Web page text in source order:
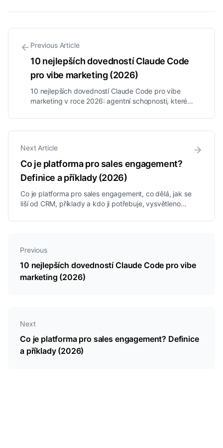
Previous Article
10 nejlepších dovedností Claude Code
pro vibe marketing (2026)
10 nejlepších dovedností Claude Code pro vibe
marketing v roce 2026: agentní schopnosti, které
outreach, kreativy, workflow a reporting každého
klienta jen rozhovorem s AI.
Next Article
Co je platforma pro sales engagement?
Definice a příklady (2026)
Co je platforma pro sales engagement, co dělá, jak se
liší od CRM, příklady a kdo ji potřebuje, vysvětleno
Previous
10 nejlepších dovedností Claude Code pro vibe
marketing (2026)
Next
Co je platforma pro sales engagement? Definice
a příklady (2026)